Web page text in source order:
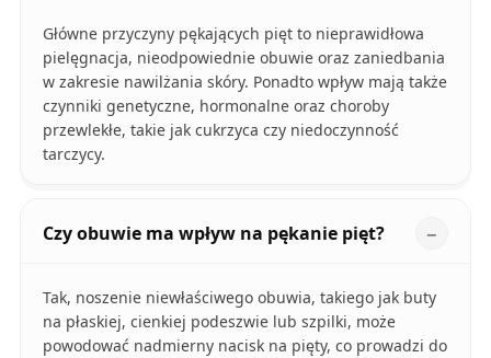
Główne przyczyny pękających pięt to nieprawidłowa
pielęgnacja, nieodpowiednie obuwie oraz zaniedbania
w zakresie nawilżania skóry. Ponadto wpływ mają także
czynniki genetyczne, hormonalne oraz choroby
przewlekłe, takie jak cukrzyca czy niedoczynność
tarczycy.
Czy obuwie ma wpływ na pękanie pięt?
Tak, noszenie niewłaściwego obuwia, takiego jak buty
na płaskiej, cienkiej podeszwie lub szpilki, może
powodować nadmierny nacisk na pięty, co prowadzi do